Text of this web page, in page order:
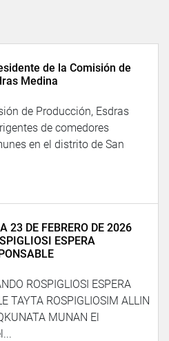
de la Comisión de
Medina
de Producción, Esdras
de comedores
en el distrito de San
23 DE FEBRERO DE 2026
ESPERA
ROSPIGLIOSI ESPERA
TAYTA ROSPIGLIOSIM ALLIN
MUNAN El